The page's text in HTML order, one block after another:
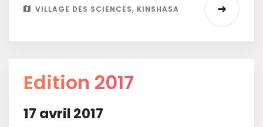
VILLAGE DES SCIENCES, KINSHASA
Edition 2017
17 avril 2017